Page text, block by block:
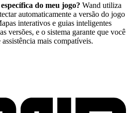
do meu jogo? Wand utiliza
automaticamente a versão do jogo
interativos e guias inteligentes
versões, e o sistema garante que você
mais compatíveis.